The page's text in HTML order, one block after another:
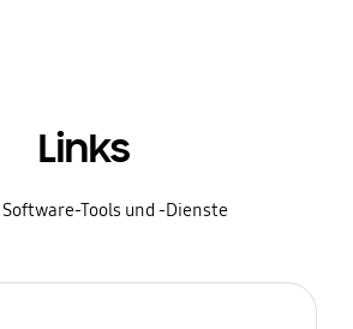
Links
Tools und -Dienste